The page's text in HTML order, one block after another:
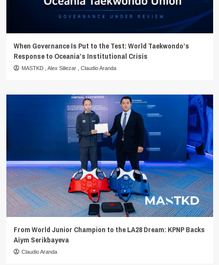
When Governance Is Put to the Test: World Taekwondo’s
Response to Oceania’s Institutional Crisis
MASTKD Alex Siliezar Claudio Aranda
From World Junior Champion to the LA28 Dream: KPNP Backs
Aiym Serikbayeva
Claudio Aranda